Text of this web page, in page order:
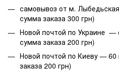
самовывоз от м.
сумма заказа 300 грн)
Новой почтой по Украине —
сумма заказа 200 грн)
Новой почтой по Киеву —
заказа 200 грн)